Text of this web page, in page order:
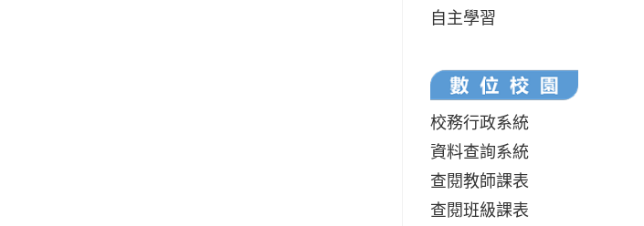
自主學習
校務行政系統
資料查詢系統
查閱教師課表
查閱班級課表